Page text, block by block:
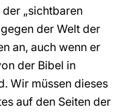
„sichtbaren
der Welt der
an, auch wenn er
der Bibel in
Wir müssen dieses
auf den Seiten der